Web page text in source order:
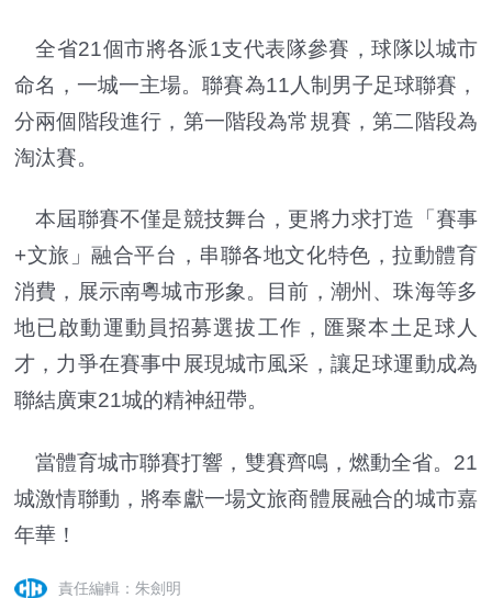
全省21個市將各派1支代表隊參賽，球隊以城市
命名，一城一主場。聯賽為11人制男子足球聯賽，
分兩個階段進行，第一階段為常規賽，第二階段為
淘汰賽。
本屆聯賽不僅是競技舞台，更將力求打造「賽事
+文旅」融合平台，串聯各地文化特色，拉動體育
消費，展示南粵城市形象。目前，潮州、珠海等多
地已啟動運動員招募選拔工作，匯聚本土足球人
才，力爭在賽事中展現城市風采，讓足球運動成為
聯結廣東21城的精神紐帶。
當體育城市聯賽打響，雙賽齊鳴，燃動全省。21
城激情聯動，將奉獻一場文旅商體展融合的城市嘉
年華！
責任編輯：朱劍明